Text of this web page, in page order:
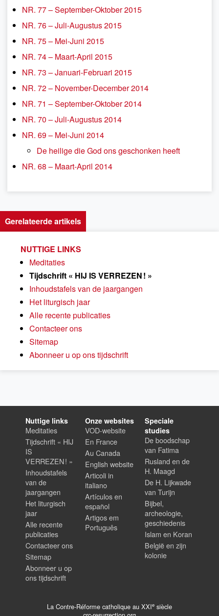
NR. 77 – September-Oktober 2015
NR. 76 – Juli-Augustus 2015
NR. 75 – Mei-Juni 2015
NR. 74 – Maart-April 2015
NR. 73 – Januari-Februari 2015
NR. 72 – November-December 2014
NR. 71 – September-Oktober 2014
NR. 70 – Juli-Augustus 2014
NR. 69 – Mei-Juni 2014
De heilige die God ons geschonken heeft
NR. 68 – Maart-April 2014
Gerelateerde artikels
NUTTIGE LINKS
Meditaties
Tijdschrift « HIJ IS VERREZEN ! »
Inhoudstafels van de jaargangen
Het liturgisch jaar
Alle recente publicaties
Contacteer ons
Sitemap
Abonneer u op ons tijdschrift
Nuttige links
Meditaties
Tijdschrift « HIJ
IS
VERREZEN ! »
Inhoudstafels
van de
jaargangen
Het liturgisch
jaar
Alle recente
publicaties
Contacteer ons
Sitemap
Abonneer u op
ons tijdschrift
Onze websites
VOD-website
En France
Au Canada
English website
Articoli in
italiano
Artículos en
español
Artigos em
Português
Speciale
studies
De boodschap
van Fatima
Rusland en de
H. Maagd
De H. Lijkwade
van Turijn
Bijbel,
archeologie,
geschiedenis
Islam en Koran
België en zijn
kolonie
La Contre-Réforme catholique au XXIe siècle